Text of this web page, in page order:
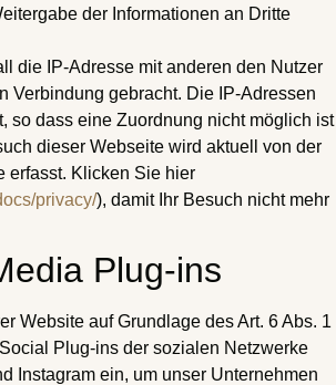
der Informationen an Dritte
die IP-Adresse mit anderen den Nutzer
Verbindung gebracht. Die IP-Adressen
so dass eine Zuordnung nicht möglich ist
dieser Webseite wird aktuell von der
erfasst. Klicken Sie hier
privacy/), damit Ihr Besuch nicht mehr
Plug-ins
Website auf Grundlage des Art. 6 Abs. 1
Plug-ins der sozialen Netzwerke
Instagram ein, um unser Unternehmen